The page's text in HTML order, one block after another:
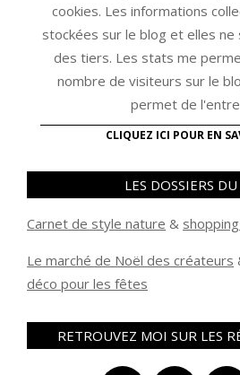
cookies. Les informations
stockées sur le blog et elles ne
des tiers. Les stats me
nombre de visiteurs sur le
permet de
CLIQUEZ ICI POUR EN
LES DOSSIERS
Carnet de style nature &
Le marché de Noël des créateurs
déco pour les fêtes
RETROUVEZ MOI SUR LES